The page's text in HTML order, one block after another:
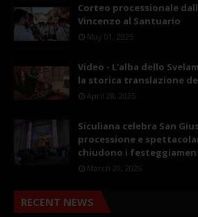
Corteo processionale
Vincenzo al Santuario
May 01, 2025
Video - L'alba dello
la storica translazione
April 28, 2025
Siculiana celebra San
processione e
chiudono i
March 20, 2025
RECENT NEWS